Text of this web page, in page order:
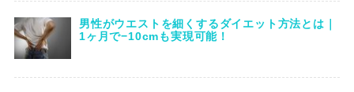
男性がウエストを細くするダイエット方法とは｜
1ヶ月で−10cmも実現可能！